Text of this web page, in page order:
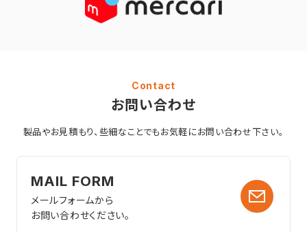
Contact
お問い合わせ
製品やお見積もり、些細なことでもお気軽にお問い合わせ下さい。
MAIL FORM
メールフォームから
お問い合わせください。